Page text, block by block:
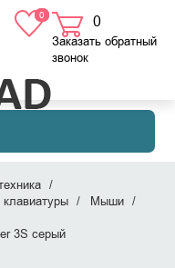
0 0
в корзине
Заказать обратный
звонок
Мыши
3S серый